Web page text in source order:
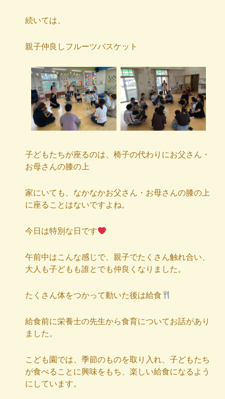
続いては、
親子仲良しフルーツバスケット
子どもたちが座るのは、椅子の代わりにお父さん・
お母さんの膝の上
家にいても、なかなかお父さん・お母さんの膝の上
に座ることはないですよね。
今日は特別な日です
午前中はこんな感じで、親子でたくさん触れ合い、
大人も子どもも誰とでも仲良くなりました。
たくさん体をつかって動いた後は給食
給食前に栄養士の先生から食育についてお話があり
ました。
こども園では、季節のものを取り入れ、子どもたち
が食べることに興味をもち、楽しい給食になるよう
にしています。